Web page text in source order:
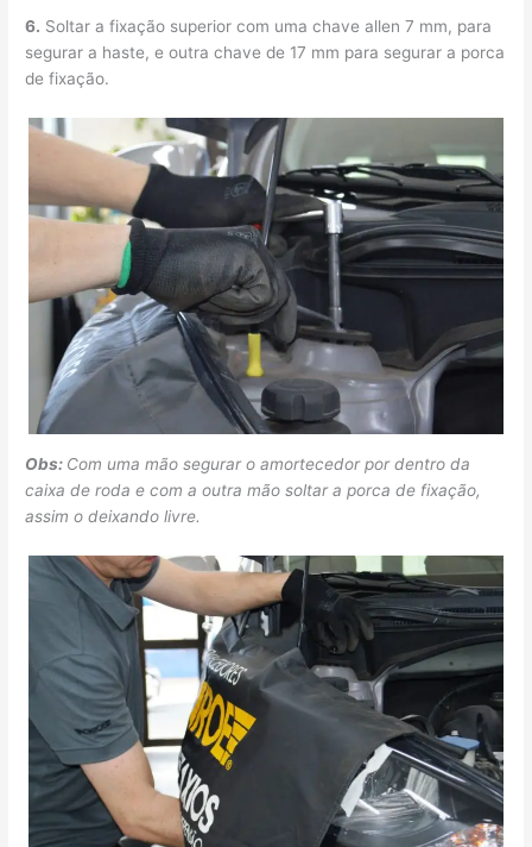
6. Soltar a fixação superior com uma chave allen 7 mm, para
segurar a haste, e outra chave de 17 mm para segurar a porca
de fixação.
Obs: Com uma mão segurar o amortecedor por dentro da
caixa de roda e com a outra mão soltar a porca de fixação,
assim o deixando livre.